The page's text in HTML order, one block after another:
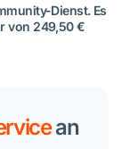
Dienst. Es
von 249,50 €
an